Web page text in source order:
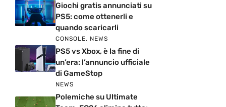
Giochi gratis annunciati su
PS5: come ottenerli e
quando scaricarli
CONSOLE, NEWS
PS5 vs Xbox, è la fine di
un’era: l’annuncio ufficiale
di GameStop
NEWS
Polemiche su Ultimate